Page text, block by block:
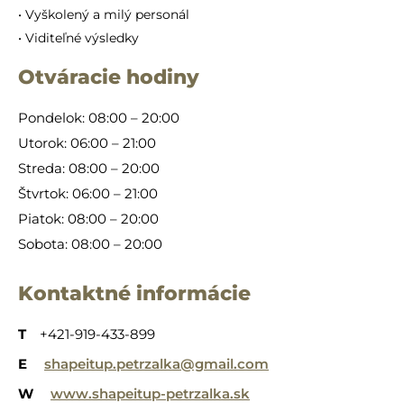
• Vyškolený a milý personál
• Viditeľné výsledky
Otváracie hodiny
Pondelok: 08:00 – 20:00
Utorok: 06:00 – 21:00
Streda: 08:00 – 20:00
Štvrtok: 06:00 – 21:00
Piatok: 08:00 – 20:00
Sobota: 08:00 – 20:00
Kontaktné informácie
T
+421-919-433-899
E
shapeitup.petrzalka@gmail.com
W
www.shapeitup-petrzalka.sk